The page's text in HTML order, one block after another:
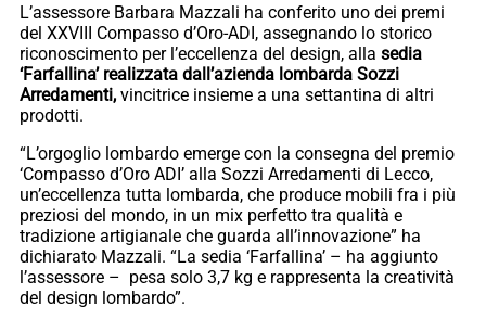
L’assessore Barbara Mazzali ha conferito uno dei premi
del XXVIII Compasso d’Oro-ADI, assegnando lo storico
riconoscimento per l’eccellenza del design, alla sedia
‘Farfallina’ realizzata dall’azienda lombarda Sozzi
Arredamenti, vincitrice insieme a una settantina di altri
prodotti.
“L’orgoglio lombardo emerge con la consegna del premio
‘Compasso d’Oro ADI’ alla Sozzi Arredamenti di Lecco,
un’eccellenza tutta lombarda, che produce mobili fra i più
preziosi del mondo, in un mix perfetto tra qualità e
tradizione artigianale che guarda all’innovazione” ha
dichiarato Mazzali. “La sedia ‘Farfallina’ – ha aggiunto
l’assessore – pesa solo 3,7 kg e rappresenta la creatività
del design lombardo”.